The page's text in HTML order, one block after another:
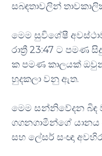
සබඳතාවලින්
මෙම සුවිශේෂී අවස්ථාව
රාත්‍රී 23:47 ට පමණ
ක පමණ කාලයක්
හුදකලා වනු ඇත.
මෙම සන්නිවේදන බිඳ
ගගනගාමීන්ගේ
සහ ලේසර් සංඥා